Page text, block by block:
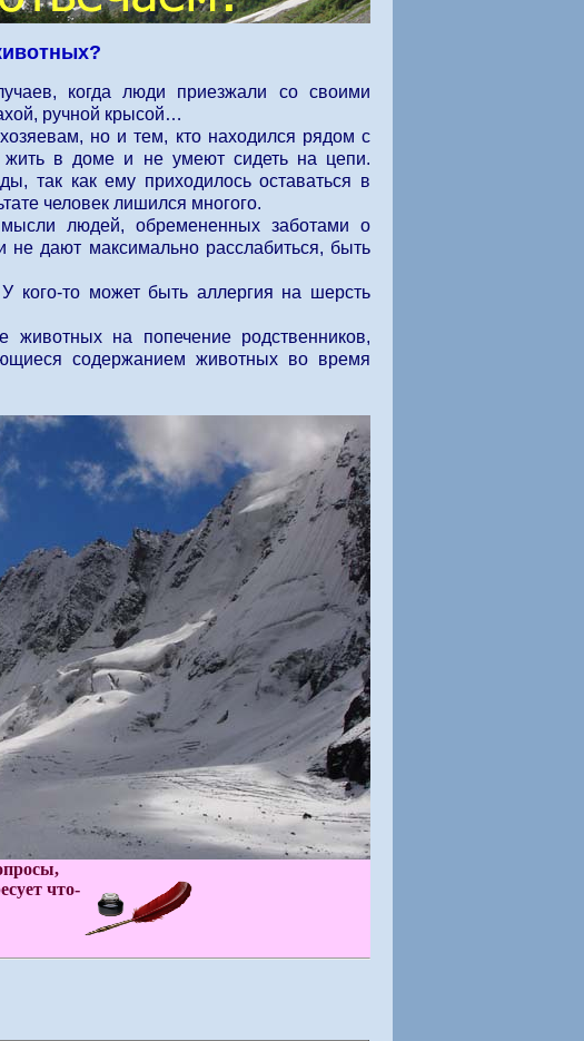
когда люди приезжали со своими
ручной крысой…
но и тем, кто находился рядом с
жить в доме и не умеют сидеть на цепи.
так как ему приходилось оставаться в
человек лишился многого.
людей, обремененных заботами о
дают максимально расслабиться, быть
кого-то может быть аллергия на шерсть
животных на попечение родственников,
содержанием животных во время
что-